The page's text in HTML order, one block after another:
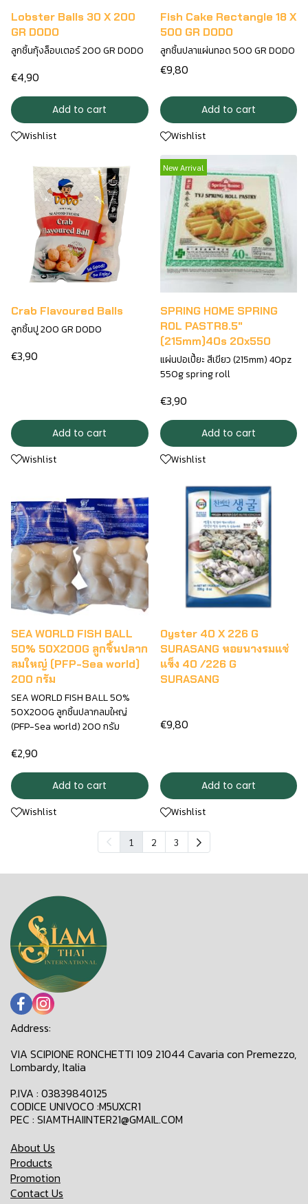
Lobster Balls 30 X 200
GR DODO
ลูกชิ้นกุ้งล็อบเตอร์ 200 GR DODO
€4,90
Add to cart
Wishlist
Fish Cake Rectangle 18 X
500 GR DODO
ลูกชิ้นปลาแผ่นทอด 500 GR DODO
€9,80
Add to cart
Wishlist
Crab Flavoured Balls
ลูกชิ้นปู 200 GR DODO
€3,90
Add to cart
Wishlist
New Arrival
SPRING HOME SPRING
ROL PASTR8.5"
(215mm)40s 20x550
แผ่นปอเปี้ยะ สีเขียว (215mm) 40pz
550g spring roll
€3,90
Add to cart
Wishlist
SEA WORLD FISH BALL
50% 50X200G ลูกชิ้นปลาก
ลมใหญ่ (PFP-Sea world)
200 กรัม
SEA WORLD FISH BALL 50%
50X200G ลูกชิ้นปลากลมใหญ่
(PFP-Sea world) 200 กรัม
€2,90
Add to cart
Wishlist
Oyster 40 X 226 G
SURASANG หอยนางรมแช่
แข็ง 40 /226 G
SURASANG
€9,80
Add to cart
Wishlist
1 2 3
Address:
VIA SCIPIONE RONCHETTI 109 21044 Cavaria con Premezzo,
Lombardy, Italia
P.IVA : 03839840125
CODICE UNIVOCO :M5UXCR1
PEC : SIAMTHAIINTER21@GMAIL.COM
About Us
Products
Promotion
Contact Us